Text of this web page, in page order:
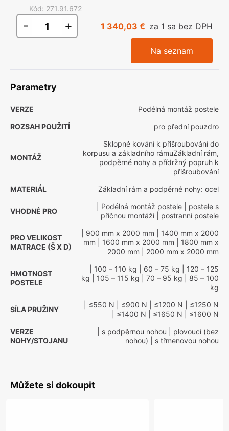
Kód: 271.91.672
- + 1 340,03 € za 1 sa bez DPH
Na seznam
Parametry
VERZE
Podélná montáž postele
ROZSAH POUŽITÍ
pro přední pouzdro
MONTÁŽ
Sklopné kování k přišroubování do
korpusu a základního rámuZákladní rám,
podpěrné nohy a přídržný popruh k
přišroubování
MATERIÁL
Základní rám a podpěrné nohy: ocel
VHODNÉ PRO
| Podélná montáž postele | postele s
příčnou montáží| postranní postele
PRO VELIKOST
MATRACE (Š X D)
| 900 mm x 2000 mm | 1400 mm x 2000
mm | 1600 mm x 2000 mm | 1800 mm x
2000 mm | 2000 mm x 2000 mm
HMOTNOST
POSTELE
| 100 – 110 kg | 60 – 75 kg | 120 – 125
kg | 105 – 115 kg | 70 – 95 kg | 85 – 100
kg
SÍLA PRUŽINY
| ≤550 N | ≤900 N | ≤1200 N | ≤1250 N
| ≤1400 N | ≤1650 N | ≤1600 N
VERZE
NOHY/STOJANU
| s podpěrnou nohou | plovoucí (bez
nohou) | s třmenovou nohou
Můžete si dokoupit